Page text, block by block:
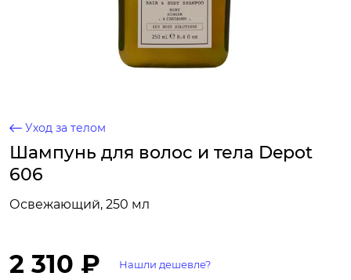
Уход за телом
Шампунь для волос и тела Depot
606
Освежающий, 250 мл
2 310 ₽ Нашли дешевле?